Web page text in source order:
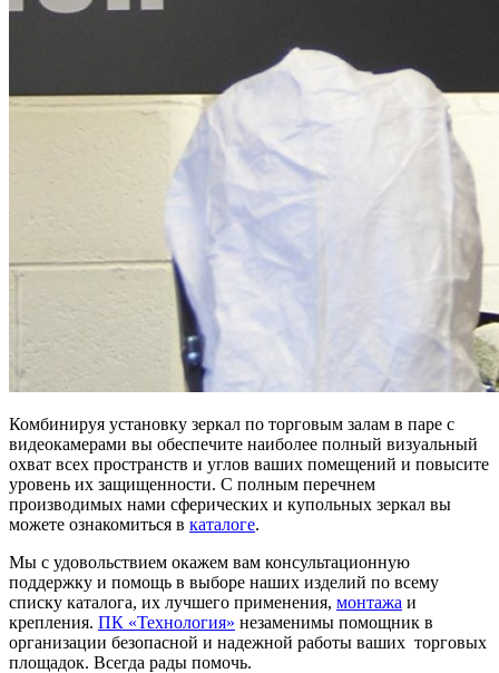
Комбинируя установку зеркал по торговым залам в паре с
видеокамерами вы обеспечите наиболее полный визуальный
охват всех пространств и углов ваших помещений и повысите
уровень их защищенности. С полным перечнем
производимых нами сферических и купольных зеркал вы
можете ознакомиться в каталоге.
Мы с удовольствием окажем вам консультационную
поддержку и помощь в выборе наших изделий по всему
списку каталога, их лучшего применения, монтажа и
крепления. ПК «Технология» незаменимы помощник в
организации безопасной и надежной работы ваших торговых
площадок. Всегда рады помочь.